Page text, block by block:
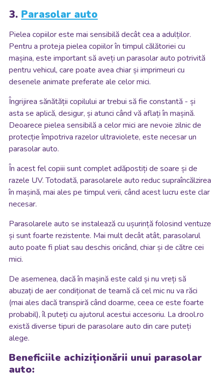
3. Parasolar auto
Pielea copiilor este mai sensibilă decât cea a adulților.
Pentru a proteja pielea copiilor în timpul călătoriei cu
mașina, este important să aveți un parasolar auto potrivită
pentru vehicul, care poate avea chiar și imprimeuri cu
desenele animate preferate ale celor mici.
Îngrijirea sănătății copilului ar trebui să fie constantă - și
asta se aplică, desigur, și atunci când vă aflați în mașină.
Deoarece pielea sensibilă a celor mici are nevoie zilnic de
protecție împotriva razelor ultraviolete, este necesar un
parasolar auto.
În acest fel copiii sunt complet adăpostiți de soare și de
razele UV. Totodată, parasolarele auto reduc supraîncălzirea
în mașină, mai ales pe timpul verii, când acest lucru este clar
necesar.
Parasolarele auto se instalează cu ușurință folosind ventuze
și sunt foarte rezistente. Mai mult decât atât, parasolarul
auto poate fi pliat sau deschis oricând, chiar și de către cei
mici.
De asemenea, dacă în mașină este cald și nu vreți să
abuzați de aer condiționat de teamă că cel mic nu va răci
(mai ales dacă transpiră când doarme, ceea ce este foarte
probabil), îl puteți cu ajutorul acestui accesoriu. La drool.ro
există diverse tipuri de parasolare auto din care puteți
alege.
Beneficiile achiziționării unui parasolar
auto: